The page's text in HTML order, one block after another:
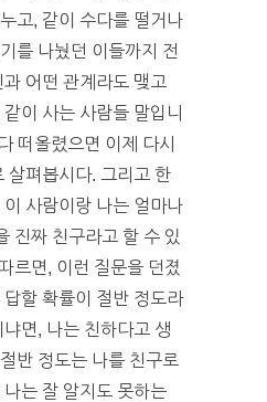
고, 같이 수다를 떨거나
를 나눴던 이들까지 전
어떤 관계라도 맺고
이 사는 사람들 말입니
떠올렸으면 이제 다시
살펴봅시다. 그리고 한
사람이랑 나는 얼마나
진짜 친구라고 할 수 있
르면, 이런 질문을 던졌
할 확률이 절반 정도라
면, 나는 친하다고 생
반 정도는 나를 친구로
는 잘 알지도 못하는